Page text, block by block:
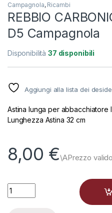
Campagnola, Ricambi
REBBIO
D5 Campagnola
Disponibilità37 disponibili
Aggiungi alla lista dei
Astina lunga per abbacchiatore
Lunghezza Astina 32 cm
8,00 €
REBBIO CARBONIO CO-